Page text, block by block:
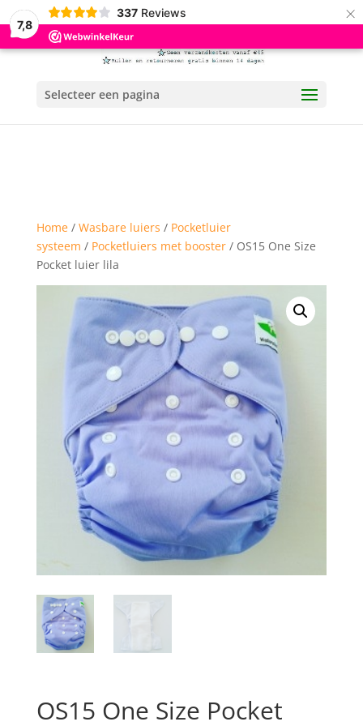
7,8
337 Reviews ×
Selecteer een pagina
Home/ Wasbare luiers / Pocketluier
systeem / Pocketluiers met booster/ OS15 One Size
Pocket luier lila
OS15 One Size Pocket